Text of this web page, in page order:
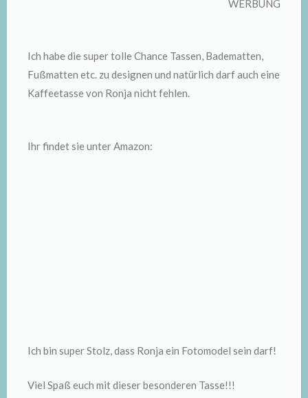
WERBUNG
Ich habe die super tolle Chance Tassen, Badematten,
Fußmatten etc. zu designen und natürlich darf auch eine
Kaffeetasse von Ronja nicht fehlen.
Ihr findet sie unter Amazon:
Ich bin super Stolz, dass Ronja ein Fotomodel sein darf!
Viel Spaß euch mit dieser besonderen Tasse!!!